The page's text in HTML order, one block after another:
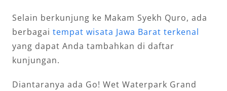
Selain berkunjung ke Makam Syekh Quro, ada
berbagai tempat wisata Jawa Barat terkenal
yang dapat Anda tambahkan di daftar
kunjungan.
Diantaranya ada Go! Wet Waterpark Grand